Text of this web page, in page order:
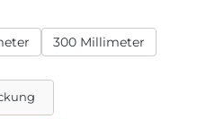
300 Millimeter